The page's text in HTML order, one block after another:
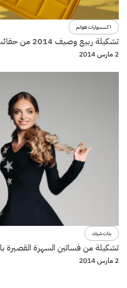
اكسسوارات هوانم
تشكيلة ربيع وصيف 2014 من حقائب اليد
2 مارس 2014
بنات شيك
تشكيلة من فساتين السهرة القصيرة
2 مارس 2014